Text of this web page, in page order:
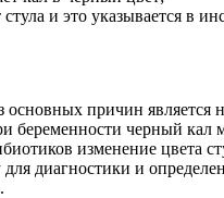
и это указывается в
причин является
беременности черный кал
изменение цвета
диагностики и